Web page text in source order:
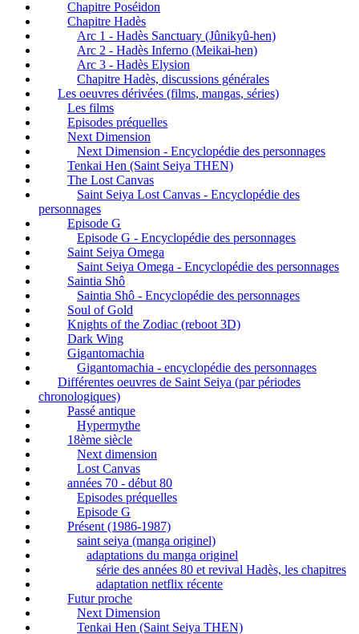
Chapitre Poséidon
Chapitre Hadès
Arc 1 - Hadès Sanctuary (Jûnikyû-hen)
Arc 2 - Hadès Inferno (Meikai-hen)
Arc 3 - Hadès Elysion
Chapitre Hadès, discussions générales
Les oeuvres dérivées (films, mangas, séries)
Les films
Episodes préquelles
Next Dimension
Next Dimension - Encyclopédie des personnages
Tenkai Hen (Saint Seiya THEN)
The Lost Canvas
Saint Seiya Lost Canvas - Encyclopédie des
personnages
Episode G
Episode G - Encyclopédie des personnages
Saint Seiya Omega
Saint Seiya Omega - Encyclopédie des personnages
Saintia Shô
Saintia Shô - Encyclopédie des personnages
Soul of Gold
Knights of the Zodiac (reboot 3D)
Dark Wing
Gigantomachia
Gigantomachia - encyclopédie des personnages
Différentes oeuvres de Saint Seiya (par périodes
chronologiques)
Passé antique
Hypermythe
18ème siècle
Next dimension
Lost Canvas
années 70 - début 80
Episodes préquelles
Episode G
Présent (1986-1987)
saint seiya (manga originel)
adaptations du manga originel
série des années 80 et revival Hadès, les chapitres
adaptation netflix récente
Futur proche
Next Dimension
Tenkai Hen (Saint Seiya THEN)